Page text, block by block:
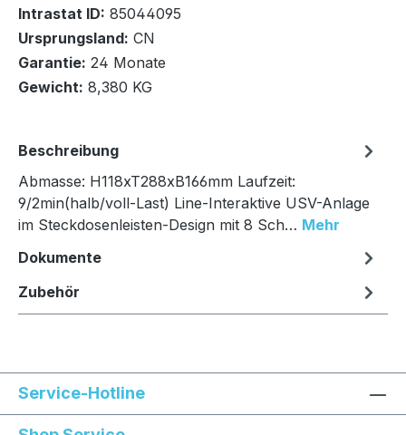
In den Warenkorb
Intrastat ID: 85044095
Ursprungsland: CN
Garantie: 24 Monate
Gewicht: 8,380 KG
Beschreibung
Abmasse: H118xT288xB166mm Laufzeit:
9/2min(halb/voll-Last) Line-Interaktive USV-Anlage
im Steckdosenleisten-Design mit 8 Sch… Mehr
Dokumente
Zubehör
Service-Hotline